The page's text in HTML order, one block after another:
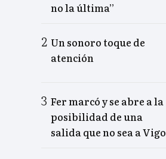
no la última”
Un sonoro toque de
atención
Fer marcó y se abre a la
posibilidad de una
salida que no sea a Vigo